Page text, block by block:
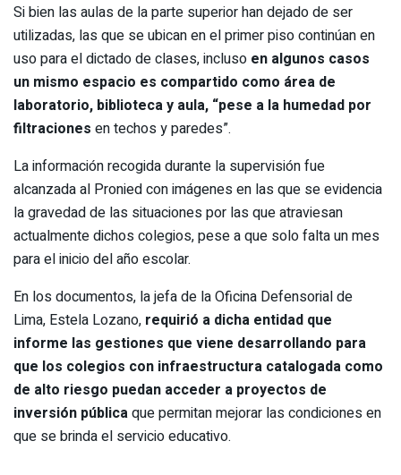
Si bien las aulas de la parte superior han dejado de ser
utilizadas, las que se ubican en el primer piso continúan en
uso para el dictado de clases, incluso en algunos casos
un mismo espacio es compartido como área de
laboratorio, biblioteca y aula, “pese a la humedad por
filtraciones en techos y paredes”.
La información recogida durante la supervisión fue
alcanzada al Pronied con imágenes en las que se evidencia
la gravedad de las situaciones por las que atraviesan
actualmente dichos colegios, pese a que solo falta un mes
para el inicio del año escolar.
En los documentos, la jefa de la Oficina Defensorial de
Lima, Estela Lozano, requirió a dicha entidad que
informe las gestiones que viene desarrollando para
que los colegios con infraestructura catalogada como
de alto riesgo puedan acceder a proyectos de
inversión públicaque permitan mejorar las condiciones en
que se brinda el servicio educativo.